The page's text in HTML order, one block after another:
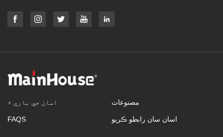
اسان جي باري ۾ مصنوعات
FAQS اسان سان رابطو ڪريو